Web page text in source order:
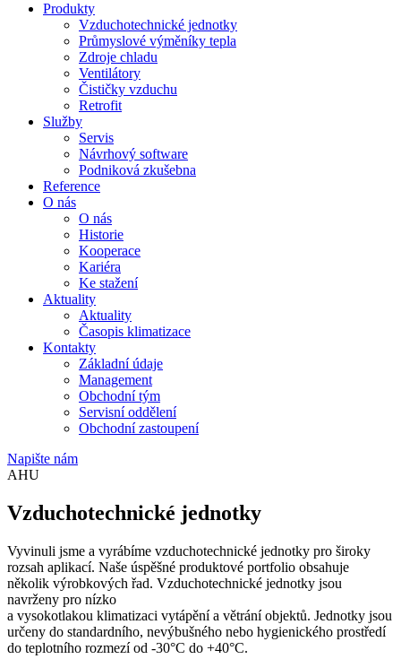
Produkty
Vzduchotechnické jednotky
Průmyslové výměníky tepla
Zdroje chladu
Ventilátory
Čističky vzduchu
Retrofit
Služby
Servis
Návrhový software
Podniková zkušebna
Reference
O nás
O nás
Historie
Kooperace
Kariéra
Ke stažení
Aktuality
Aktuality
Časopis klimatizace
Kontakty
Základní údaje
Management
Obchodní tým
Servisní oddělení
Obchodní zastoupení
Napište nám
AHU
Vzduchotechnické jednotky
Vyvinuli jsme a vyrábíme vzduchotechnické jednotky pro široky
rozsah aplikací. Naše úspěšné produktové portfolio obsahuje
několik výrobkových řad. Vzduchotechnické jednotky jsou
navrženy pro nízko
a vysokotlakou klimatizaci vytápění a větrání objektů. Jednotky jsou
určeny do standardního, nevýbušného nebo hygienického prostředí
do teplotního rozmezí od -30°C do +40°C.